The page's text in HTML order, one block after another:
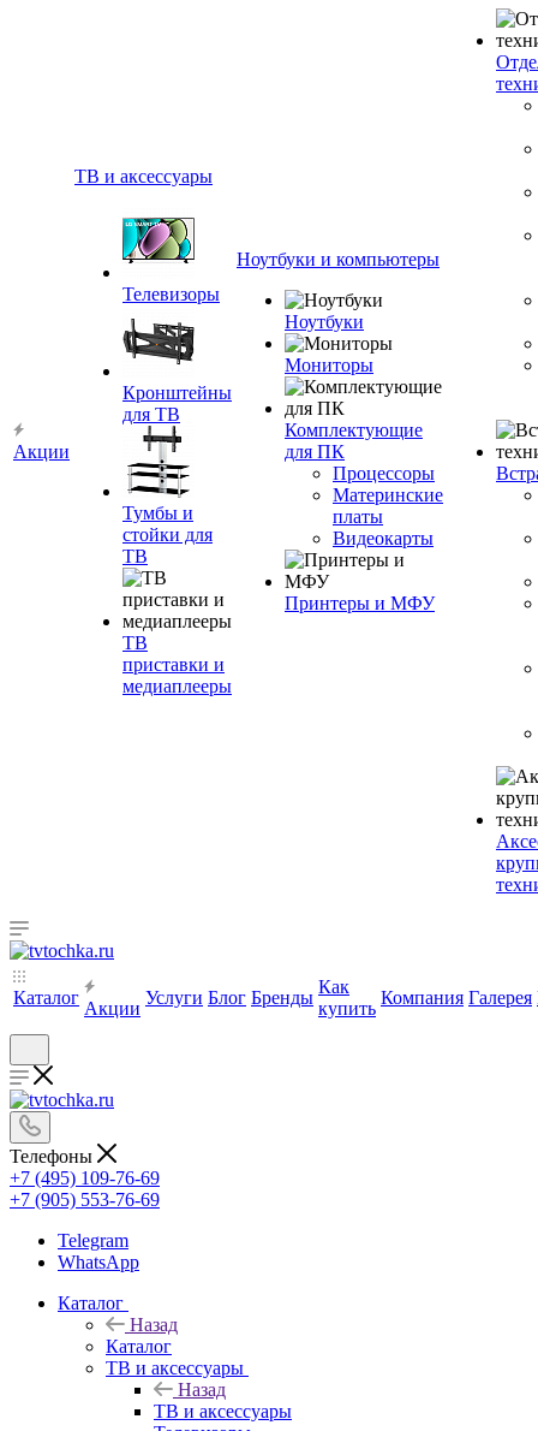
Акции
ТВ и аксессуары
Телевизоры
Кронштейны
для ТВ
Тумбы и
стойки для
ТВ
ТВ
приставки и
медиаплееры
Ноутбуки и компьютеры
Ноутбуки
Мониторы
Комплектующие
для ПК
Процессоры
Материнские
платы
Видеокарты
Принтеры и МФУ
Каталог
Акции
Услуги Блог Бренды
Как
купить
Компания Галерея
Телефоны
+7 (495) 109-76-69
+7 (905) 553-76-69
Telegram
WhatsApp
Каталог
Назад
Каталог
ТВ и аксессуары
Назад
ТВ и аксессуары